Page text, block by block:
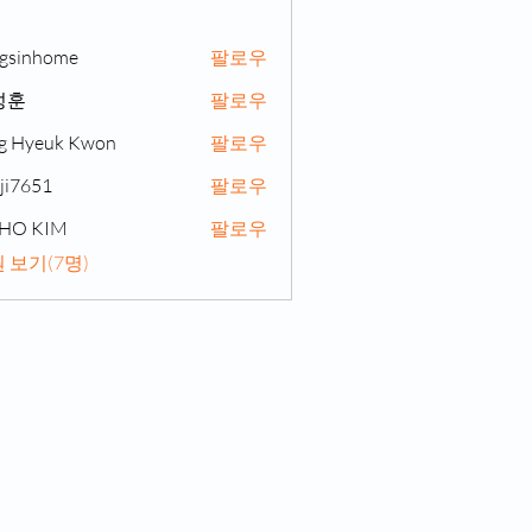
팔로우
훈
팔로우
Hyeuk Kwon
팔로우
팔로우
KIM
팔로우
보기(7명)